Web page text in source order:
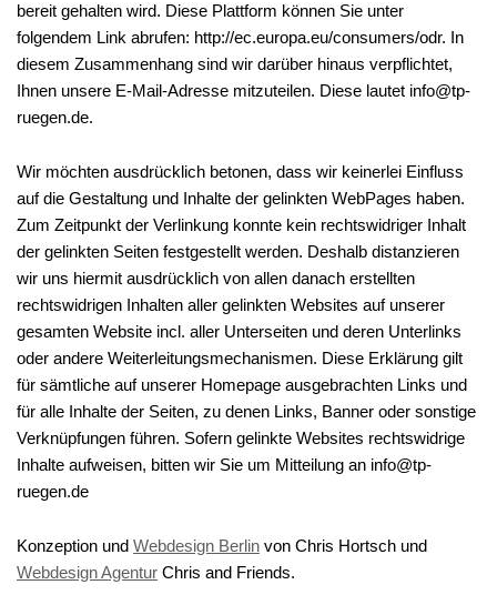
bereit gehalten wird. Diese Plattform können Sie unter
folgendem Link abrufen: http://ec.europa.eu/consumers/odr. In
diesem Zusammenhang sind wir darüber hinaus verpflichtet,
Ihnen unsere E-Mail-Adresse mitzuteilen. Diese lautet info@tp-
ruegen.de.
Wir möchten ausdrücklich betonen, dass wir keinerlei Einfluss
auf die Gestaltung und Inhalte der gelinkten WebPages haben.
Zum Zeitpunkt der Verlinkung konnte kein rechtswidriger Inhalt
der gelinkten Seiten festgestellt werden. Deshalb distanzieren
wir uns hiermit ausdrücklich von allen danach erstellten
rechtswidrigen Inhalten aller gelinkten Websites auf unserer
gesamten Website incl. aller Unterseiten und deren Unterlinks
oder andere Weiterleitungsmechanismen. Diese Erklärung gilt
für sämtliche auf unserer Homepage ausgebrachten Links und
für alle Inhalte der Seiten, zu denen Links, Banner oder sonstige
Verknüpfungen führen. Sofern gelinkte Websites rechtswidrige
Inhalte aufweisen, bitten wir Sie um Mitteilung an info@tp-
ruegen.de
Konzeption und Webdesign Berlin von Chris Hortsch und
Webdesign Agentur Chris and Friends.